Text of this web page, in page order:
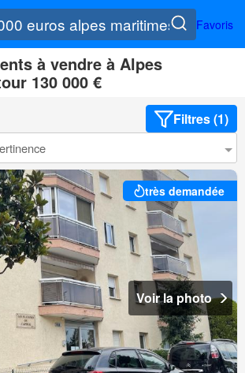
Favoris
à vendre à Alpes
130 000 €
Filtres (1)
très demandée
Voir la photo